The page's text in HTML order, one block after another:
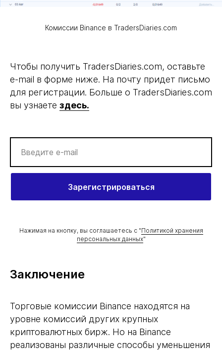
Комиссии Binance в TradersDiaries.com
Чтобы получить TradersDiaries.com, оставьте
e-mail в форме ниже. На почту придет письмо
для регистрации. Больше о TradersDiaries.com
вы узнаете здесь.
Зарегистрироваться
Нажимая на кнопку, вы соглашаетесь c "Политикой хранения
персональных данных"
Заключение
Торговые комиссии Binance находятся на
уровне комиссий других крупных
криптовалютных бирж. Но на Binance
реализованы различные способы уменьшения